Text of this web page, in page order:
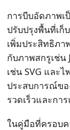
n
การบีบอัดภาพ
ปรับปรุงพื้นที่เ
เพิ่มประสิทธิภา
กับภาพสกรูเช่น
เช่น SVG และ
ประสบการณ์ขอ
รวดเร็วและกา
ในคู่มือที่ครอบค